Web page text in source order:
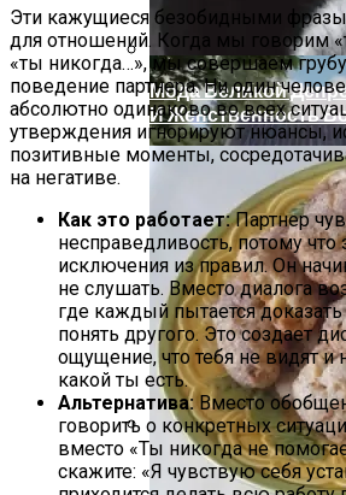
Дом С
Влажных Зон Для
Мода Великой
И Женственность
Эти кажущиеся безобидными
для отношений. Когда мы говорим
«ты никогда…», мы совершаем
поведение партнера. Ни один
абсолютно одинаково во всех
утверждения игнорируют нюансы,
позитивные моменты,
на негативе.
Как это работает:Партнер
несправедливость, потому что
исключения из правил. Он
не слушать. Вместо диалога
где каждый пытается
понять другого. Это создает
ощущение, что тебя не видят и
какой ты есть.
Альтернатива:Вместо
говорить о конкретных
вместо «Ты никогда не
скажите: «Я чувствую себя